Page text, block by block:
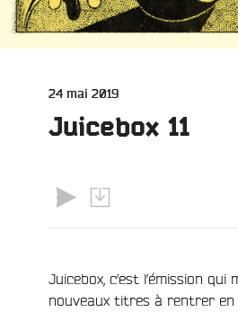
Publié
24 mai 2019
Juicebox 11
Juicebox, c’est l’émission
nouveaux titres à rentrer en